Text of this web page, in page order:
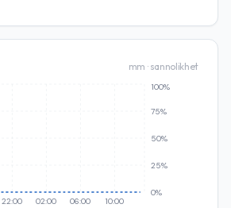
mm · sannolikhet
22:00 02:00 06:00 10:00
0%
25%
50%
75%
100%